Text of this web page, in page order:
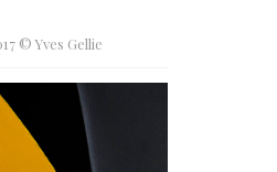
© Yves Gellie